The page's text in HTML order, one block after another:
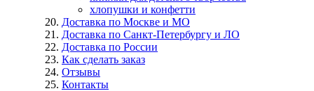
хлопушки и конфетти
Доставка по Москве и МО
Доставка по Санкт-Петербургу и ЛО
Доставка по России
Как сделать заказ
Отзывы
Контакты